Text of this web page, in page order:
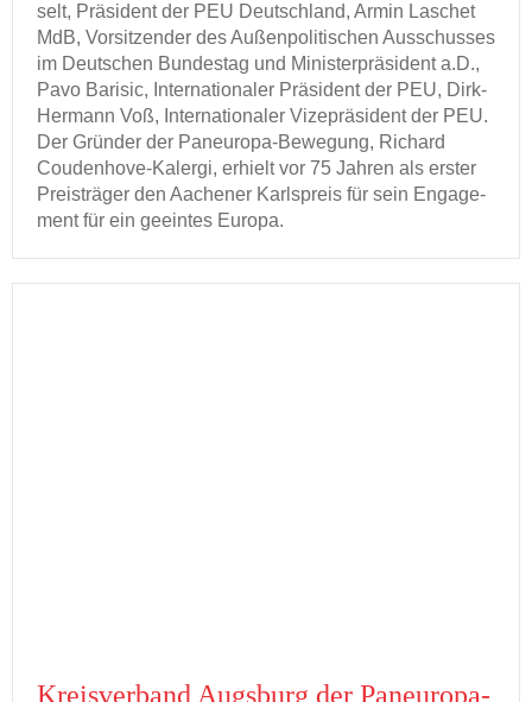
selt, Prä­si­dent der PEU Deutsch­land, Armin La­schet
MdB, Vor­sit­zen­der des Au­ßen­po­li­ti­schen Aus­schus­ses
im Deut­schen Bun­des­tag und Mi­nis­ter­prä­si­dent a.D.,
Pavo Ba­ri­sic, In­ter­na­tio­na­ler Prä­si­dent der PEU, Dirk-​
Hermann Voß, In­ter­na­tio­na­ler Vi­ze­prä­si­dent der PEU.
Der Grün­der der Paneuropa-​Bewegung, Ri­chard
Coudenhove-​Kalergi, er­hielt vor 75 Jah­ren als ers­ter
Preis­trä­ger den Aa­che­ner Karls­preis für sein En­ga­ge­
ment für ein ge­ein­tes Eu­ro­pa.
Kreis­ver­band Augs­burg der Paneuropa-​